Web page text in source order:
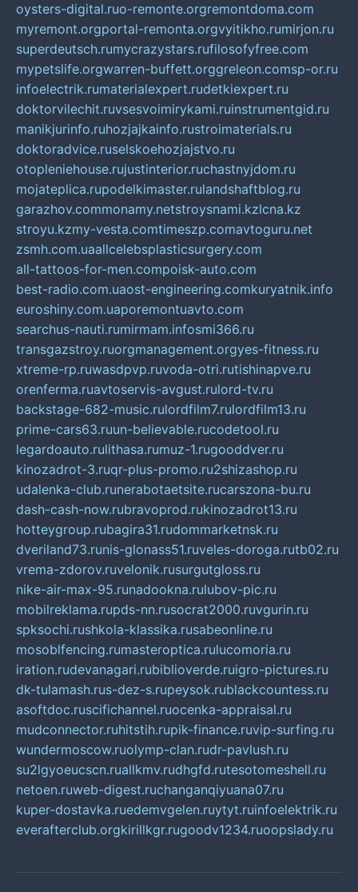
oysters-digital.ruo-remonte.orgremontdoma.com
myremont.orgportal-remonta.orgvyitikho.rumirjon.ru
superdeutsch.rumycrazystars.rufilosofyfree.com
mypetslife.orgwarren-buffett.orggreleon.comsp-or.ru
infoelectrik.rumaterialexpert.rudetkiexpert.ru
doktorvilechit.ruvsesvoimirykami.ruinstrumentgid.ru
manikjurinfo.ruhozjajkainfo.rustroimaterials.ru
doktoradvice.ruselskoehozjajstvo.ru
otopleniehouse.rujustinterior.ruchastnyjdom.ru
mojateplica.rupodelkimaster.rulandshaftblog.ru
garazhov.commonamy.netstroysnami.kzlcna.kz
stroyu.kzmy-vesta.comtimeszp.comavtoguru.net
zsmh.com.uaallcelebsplasticsurgery.com
all-tattoos-for-men.compoisk-auto.com
best-radio.com.uaost-engineering.comkuryatnik.info
euroshiny.com.uaporemontuavto.com
searchus-nauti.rumirmam.infosmi366.ru
transgazstroy.ruorgmanagement.orgyes-fitness.ru
xtreme-rp.ruwasdpvp.ruvoda-otri.rutishinapve.ru
orenferma.ruavtoservis-avgust.rulord-tv.ru
backstage-682-music.rulordfilm7.rulordfilm13.ru
prime-cars63.ruun-believable.rucodetool.ru
legardoauto.rulithasa.rumuz-1.rugooddver.ru
kinozadrot-3.ruqr-plus-promo.ru2shizashop.ru
udalenka-club.runerabotaetsite.rucarszona-bu.ru
dash-cash-now.rubravoprod.rukinozadrot13.ru
hotteygroup.rubagira31.rudommarketnsk.ru
dveriland73.runis-glonass51.ruveles-doroga.rutb02.ru
vrema-zdorov.ruvelonik.rusurgutgloss.ru
nike-air-max-95.runadookna.rulubov-pic.ru
mobilreklama.rupds-nn.rusocrat2000.ruvgurin.ru
spksochi.rushkola-klassika.rusabeonline.ru
mosoblfencing.rumasteroptica.rulucomoria.ru
iration.rudevanagari.rubiblioverde.ruigro-pictures.ru
dk-tulamash.rus-dez-s.rupeysok.rublackcountess.ru
asoftdoc.ruscifichannel.ruocenka-appraisal.ru
mudconnector.ruhitstih.rupik-finance.ruvip-surfing.ru
wundermoscow.ruolymp-clan.rudr-pavlush.ru
su2lgyoeucscn.ruallkmv.rudhgfd.rutesotomeshell.ru
netoen.ruweb-digest.ruchanganqiyuana07.ru
kuper-dostavka.ruedemvgelen.ruytyt.ruinfoelektrik.ru
everafterclub.orgkirillkgr.rugoodv1234.ruoopslady.ru